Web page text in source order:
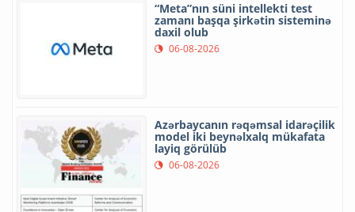
“Meta”nın süni intellekti test
zamanı başqa şirkətin sisteminə
daxil olub
06-08-2026
Azərbaycanın rəqəmsal idarəçilik
model iki beynəlxalq mükafata
layiq görülüb
06-08-2026